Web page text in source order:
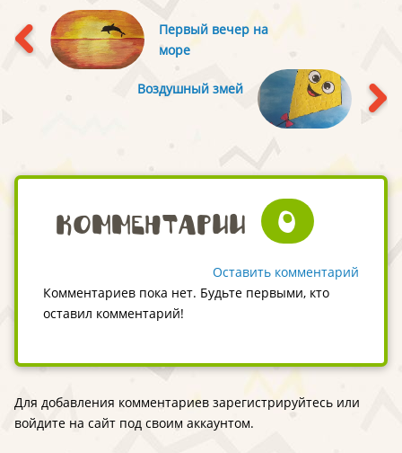
Первый вечер на
море
Воздушный змей
Комментарии 0
Оставить комментарий
Комментариев пока нет. Будьте первыми, кто
оставил комментарий!
Для добавления комментариев зарегистрируйтесь или
войдите на сайт под своим аккаунтом.